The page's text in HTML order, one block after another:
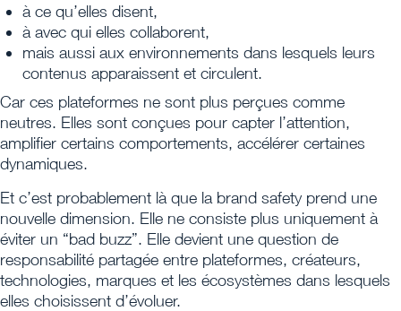
à ce qu’elles disent,
à avec qui elles collaborent,
mais aussi aux environnements dans lesquels leurs
contenus apparaissent et circulent.
Car ces plateformes ne sont plus perçues comme
neutres. Elles sont conçues pour capter l’attention,
amplifier certains comportements, accélérer certaines
dynamiques.
Et c’est probablement là que la brand safety prend une
nouvelle dimension. Elle ne consiste plus uniquement à
éviter un “bad buzz”. Elle devient une question de
responsabilité partagée entre plateformes, créateurs,
technologies, marques et les écosystèmes dans lesquels
elles choisissent d’évoluer.